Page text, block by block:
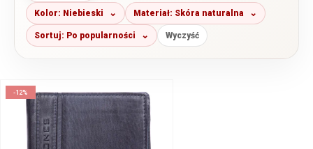
porównaj liczbę miejsc na karty, rodzaj zapięcia oraz wymiary,
aby wybrać portfel najlepiej dopasowany do codziennego
użytkowania.
Kolor: Niebieski Materiał: Skóra naturalna
Sortuj: Po popularności Wyczyść
-12%